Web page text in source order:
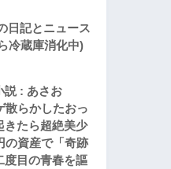
日記とニュース
冷蔵庫消化中)
説 : あさお
散らかしたおっ
きたら超絶美少
の資産で「奇跡
度目の青春を謳